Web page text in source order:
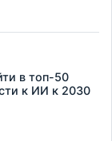
в топ-50
к ИИ к 2030